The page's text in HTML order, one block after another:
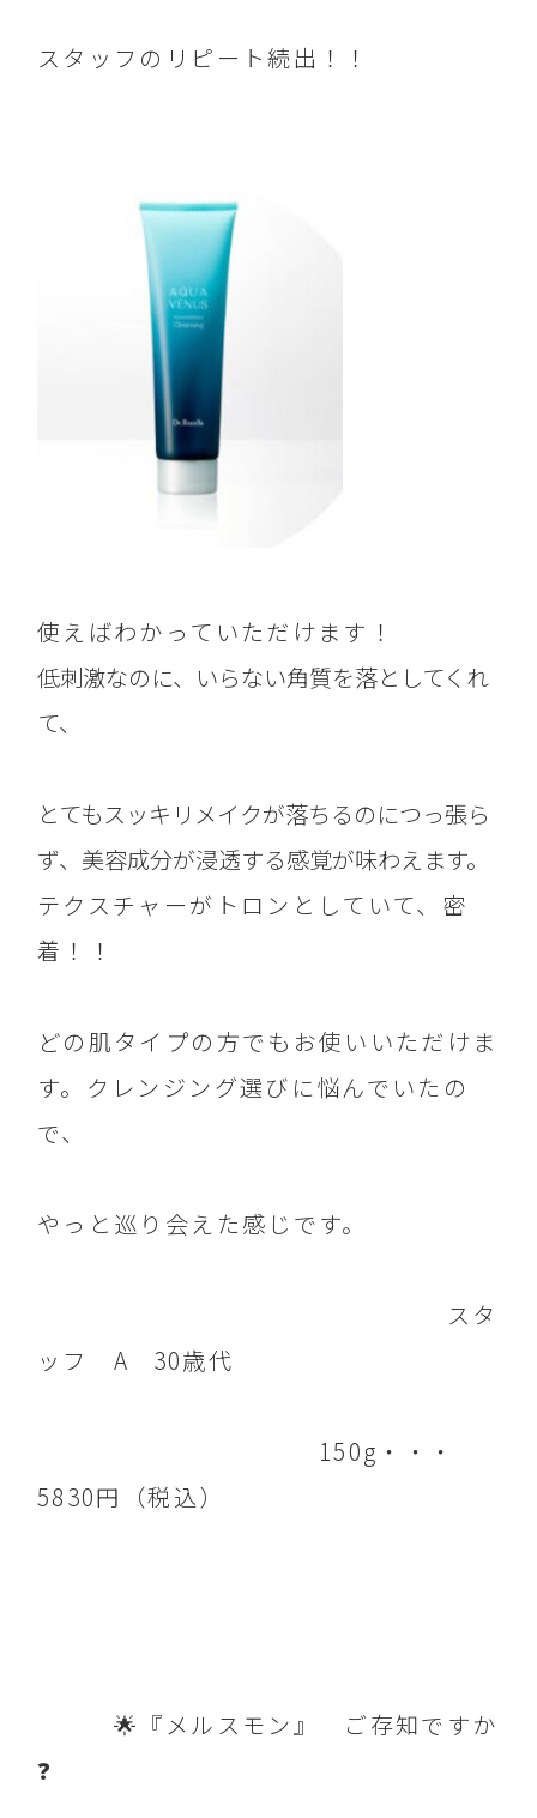
スタッフのリピート続出！！
使えばわかっていただけます！
低刺激なのに、いらない角質を落としてくれ
て、
とてもスッキリメイクが落ちるのにつっ張ら
ず、美容成分が浸透する感覚が味わえます。
テクスチャーがトロンとしていて、密
着！！
どの肌タイプの方でもお使いいただけま
す。クレンジング選びに悩んでいたの
で、
やっと巡り会えた感じです。
スタ
ッフ A 30歳代
150g・・・
5830円（税込）
🌟『メルスモン』 ご存知ですか
❓